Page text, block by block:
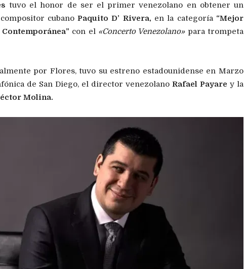
tuvo el honor de ser el primer venezolano en obtener un
cubanoPaquito D’ Rivera, en la categoría “Mejor
con el «Concerto Venezolano»para trompeta
por Flores, tuvo su estreno estadounidense en Marzo
de San Diego, el director venezolano Rafael Payare y la
Molina.